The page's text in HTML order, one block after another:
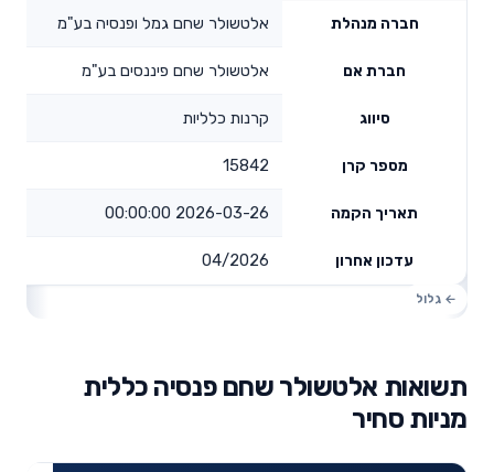
חברה מנהלת אלטשולר שחם גמל ופנסיה בע"מ
חברת אם אלטשולר שחם פיננסים בע"מ
סיווג קרנות כלליות
מספר קרן 15842
תאריך הקמה 2026-03-26 00:00:00
עדכון אחרון 04/2026
תשואות אלטשולר שחם פנסיה כללית
מניות סחיר